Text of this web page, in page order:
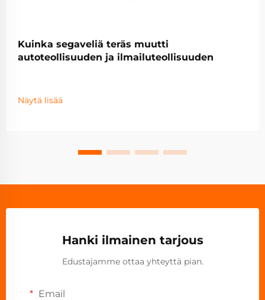
Kuinka segaveliä teräs muutti
autoteollisuuden ja ilmailuteollisuuden
Näytä lisää
Hanki ilmainen tarjous
Edustajamme ottaa yhteyttä pian.
Email